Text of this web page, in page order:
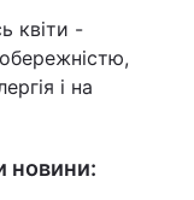
квіти -
і на
новини: